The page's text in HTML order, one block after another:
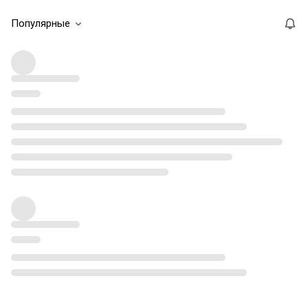
Популярные